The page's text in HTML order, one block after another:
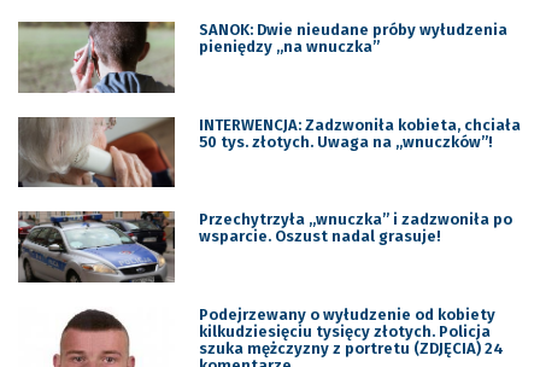
SANOK: Dwie nieudane próby wyłudzenia
pieniędzy „na wnuczka”
INTERWENCJA: Zadzwoniła kobieta, chciała
50 tys. złotych. Uwaga na „wnuczków”!
Przechytrzyła „wnuczka” i zadzwoniła po
wsparcie. Oszust nadal grasuje!
Podejrzewany o wyłudzenie od kobiety
kilkudziesięciu tysięcy złotych. Policja
szuka mężczyzny z portretu (ZDJĘCIA) 24